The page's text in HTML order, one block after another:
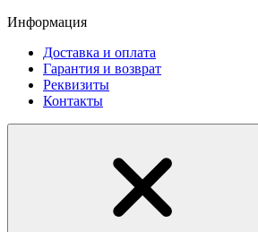
Информация
Доставка и оплата
Гарантия и возврат
Реквизиты
Контакты